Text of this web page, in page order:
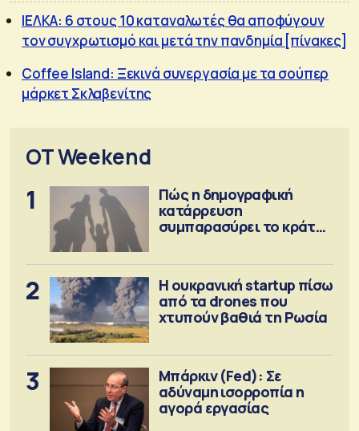
ΙΕΛΚΑ: 6 στους 10 καταναλωτές θα αποφύγουν
τον συγχρωτισμό και μετά την πανδημία [πίνακες]
Coffee Island: Ξεκινά συνεργασία με τα σούπερ
μάρκετ Σκλαβενίτης
OT Weekend
1
Πώς η δημογραφική
κατάρρευση
συμπαρασύρει το κράτος
2
Η ουκρανική startup πίσω
από τα drones που
χτυπούν βαθιά τη Ρωσία
3
Μπάρκιν (Fed): Σε
αδύναμη ισορροπία η
αγορά εργασίας